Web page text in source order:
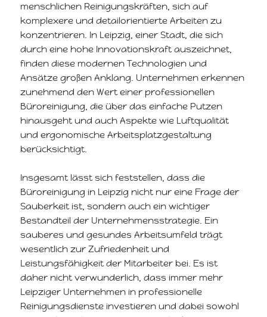
menschlichen Reinigungskräften, sich auf
komplexere und detailorientierte Arbeiten zu
konzentrieren. In Leipzig, einer Stadt, die sich
durch eine hohe Innovationskraft auszeichnet,
finden diese modernen Technologien und
Ansätze großen Anklang. Unternehmen erkennen
zunehmend den Wert einer professionellen
Büroreinigung, die über das einfache Putzen
hinausgeht und auch Aspekte wie Luftqualität
und ergonomische Arbeitsplatzgestaltung
berücksichtigt.
Insgesamt lässt sich feststellen, dass die
Büroreinigung in Leipzig nicht nur eine Frage der
Sauberkeit ist, sondern auch ein wichtiger
Bestandteil der Unternehmensstrategie. Ein
sauberes und gesundes Arbeitsumfeld trägt
wesentlich zur Zufriedenheit und
Leistungsfähigkeit der Mitarbeiter bei. Es ist
daher nicht verwunderlich, dass immer mehr
Leipziger Unternehmen in professionelle
Reinigungsdienste investieren und dabei sowohl